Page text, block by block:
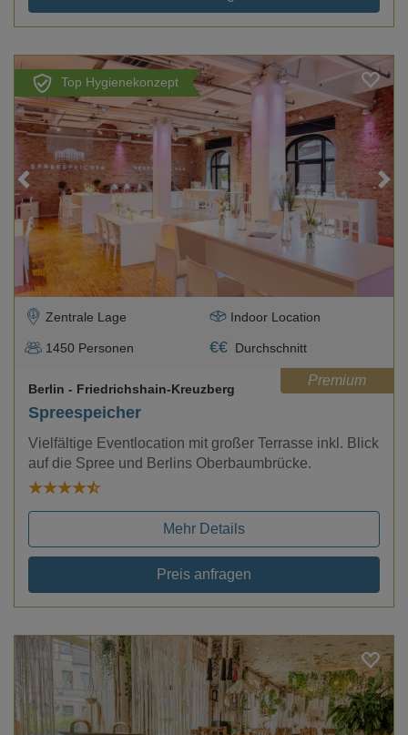
Top Hygienekonzept
Loading...
Zentrale Lage Indoor Location
1450 Personen €€ Durchschnitt
Premium
Spreespeicher
Berlin - Friedrichshain-Kreuzberg
Vielfältige Eventlocation mit großer Terrasse inkl. Blick
auf die Spree und Berlins Oberbaumbrücke.
Mehr Details
Preis anfragen